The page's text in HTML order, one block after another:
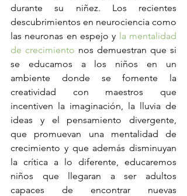
durante su niñez. Los recientes
descubrimientos en neurociencia como
las neuronas en espejo y la mentalidad
de crecimiento nos demuestran que si
se educamos a los niños en un
ambiente donde se fomente la
creatividad con maestros que
incentiven la imaginación, la lluvia de
ideas y el pensamiento divergente,
que promuevan una mentalidad de
crecimiento y que además disminuyan
la crítica a lo diferente, educaremos
niños que llegaran a ser adultos
capaces de encontrar nuevas